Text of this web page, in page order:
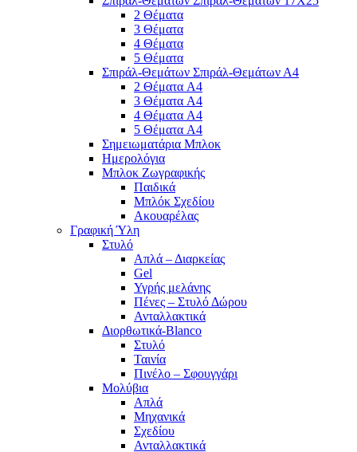
2 Θέματα
3 Θέματα
4 Θέματα
5 Θέματα
Σπιράλ-Θεμάτων Σπιράλ-Θεμάτων Α4
2 Θέματα A4
3 Θέματα A4
4 Θέματα A4
5 Θέματα A4
Σημειωματάρια Μπλοκ
Ημερολόγια
Μπλοκ Ζωγραφικής
Παιδικά
Μπλόκ Σχεδίου
Ακουαρέλας
Γραφική Ύλη
Στυλό
Απλά – Διαρκείας
Gel
Υγρής μελάνης
Πένες – Στυλό Δώρου
Ανταλλακτικά
Διορθωτικά-Blanco
Στυλό
Ταινία
Πινέλο – Σφουγγάρι
Μολύβια
Απλά
Μηχανικά
Σχεδίου
Ανταλλακτικά